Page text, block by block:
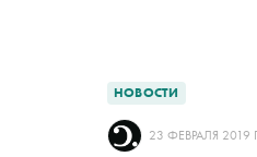
НОВОСТИ
23 ФЕВРАЛЯ 2019